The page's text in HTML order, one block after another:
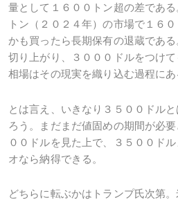
量として１６００トン超の差であ
トン（２０２４年）の市場で１６
かも買ったら長期保有の退蔵であ
切り上がり、３０００ドルをつけ
相場はその現実を織り込む過程にあ
とは言え、いきなり３５００ドル
ろう。まだまだ値固めの期間が必
００ドルを見た上で、３５００ド
オなら納得できる。
どちらに転ぶかはトランプ氏次第。